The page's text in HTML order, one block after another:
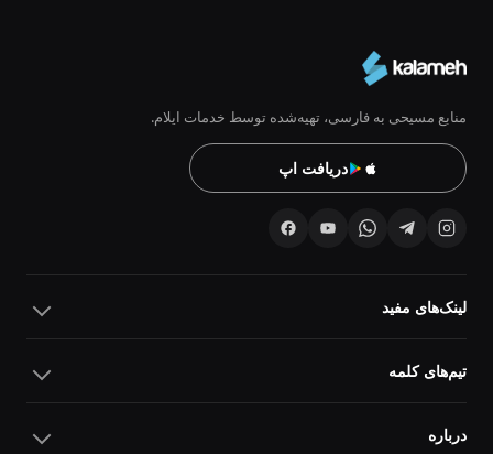
منابع مسیحی به فارسی، تهیه‌شده توسط خدمات ایلام.
دریافت اپ
لینک‌های مفید
تیم‌های کلمه
درباره